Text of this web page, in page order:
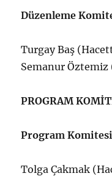
Düzenleme
Turgay Baş
Semanur
PROGRAM
Program Komitesi
Tolga Çakmak